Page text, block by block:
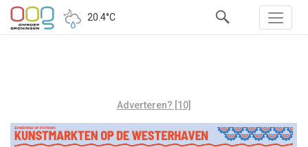
20.4°C
Adverteren? [10]